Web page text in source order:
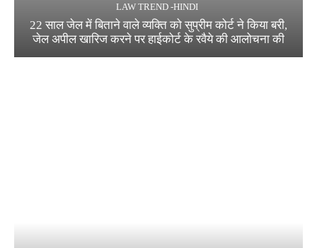
LAW TREND -HINDI
22 साल जेल में बिताने वाले व्यक्ति को सुप्रीम कोर्ट ने किया बरी,
जेल अपील खारिज करने पर हाईकोर्ट के रवैये की आलोचना की